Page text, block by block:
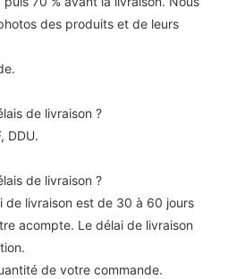
des produits et de leurs
de livraison ?
DDU.
de livraison ?
acompte. Le délai de livraison
de votre commande.